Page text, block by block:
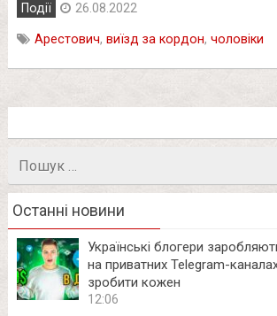
Події 26.08.2022
Арестович, виїзд за кордон, чоловіки
Останні новини
Українські блогери
на приватних Telegram-
зробити кожен
12:06